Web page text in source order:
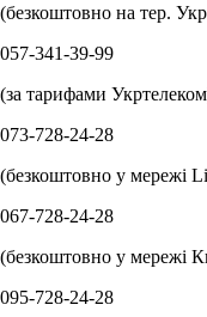
(безкоштовно на тер.
057-341-39-99
(за тарифами
073-728-24-28
(безкоштовно у мережі
067-728-24-28
(безкоштовно у мережі
095-728-24-28